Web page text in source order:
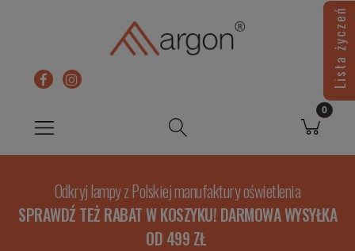
Odkryj lampy z Polskiej manufaktury oświetlenia
SPRAWDŹ TEŻ RABAT W KOSZYKU! DARMOWA WYSYŁKA
OD 499 ZŁ
Lista życzeń